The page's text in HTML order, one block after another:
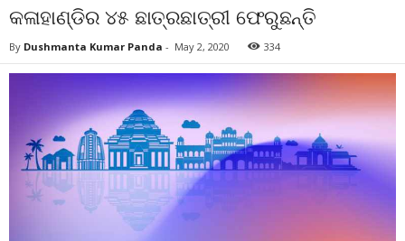
କଳାହାଣ୍ଡିର ୪୫ ଛାତ୍ରଛାତ୍ରୀ ଫେରୁଛନ୍ତି
By Dushmanta Kumar Panda - May 2, 2020 334